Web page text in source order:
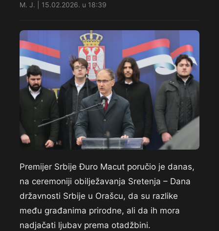
M. J. | 15.02.2026. u 18:39
Premijer Srbije Đuro Macut poručio je danas,
na ceremoniji obilježavanja Sretenja – Dana
državnosti Srbije u Orašcu, da su razlike
među građanima prirodne, ali da ih mora
nadjačati ljubav prema otadžbini.